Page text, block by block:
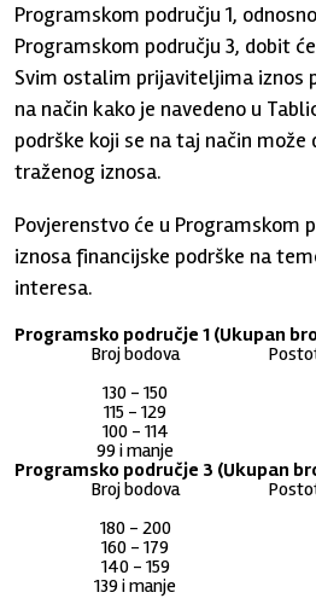
Programskom području 1,
Programskom području 3, dobit
Svim ostalim prijaviteljima iznos
na način kako je navedeno u
podrške koji se na taj način
traženog iznosa.
Povjerenstvo će u Programskom
iznosa financijske podrške na
interesa.
Programsko područje 1 (Ukupan
Broj bodova
130 - 150
115 - 129
100 - 114
99 i manje
Programsko područje 3 (Ukupan
Broj bodova
180 - 200
160 - 179
140 - 159
139 i manje